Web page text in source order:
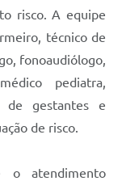
risco. A equipe
técnico de
fonoaudiólogo,
pediatra,
de gestantes e
de risco.
o atendimento